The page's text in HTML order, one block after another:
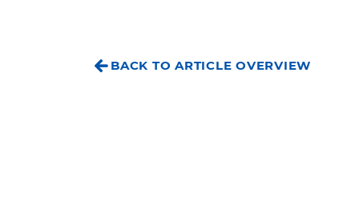
BACK TO ARTICLE OVERVIEW